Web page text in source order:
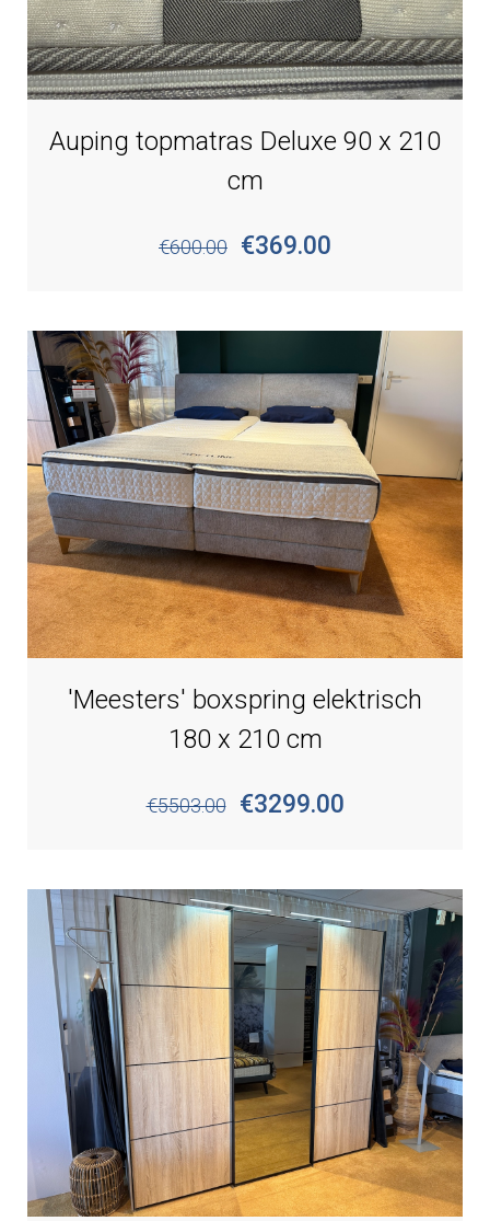
Auping topmatras Deluxe 90 x 210
cm
€600.00 €369.00
'Meesters' boxspring elektrisch
180 x 210 cm
€5503.00 €3299.00